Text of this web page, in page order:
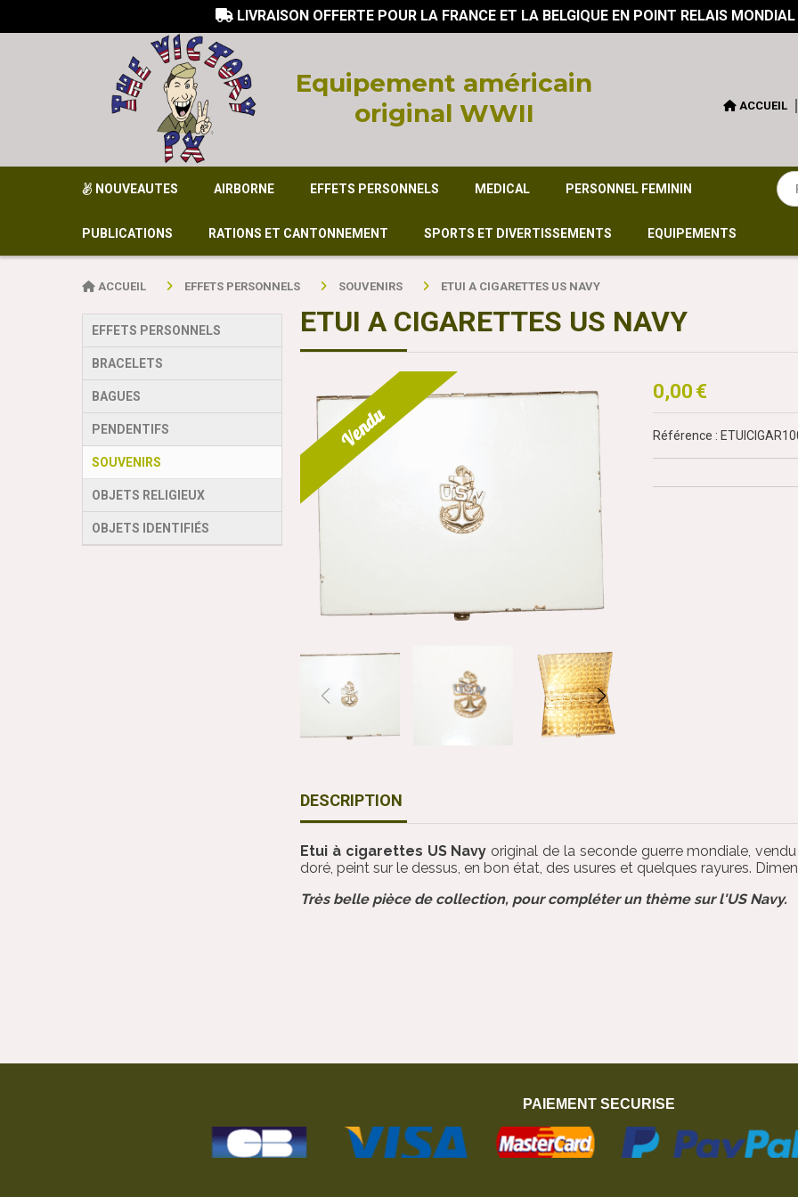
 LIVRAISON OFFERTE POUR LA FRANCE ET LA BELGIQUE EN POINT RELAIS
Equipement américain
original WWII
ACCUEIL
NOUVEAUTES AIRBORNE EFFETS PERSONNELS MEDICAL PERSONNEL FEMININ
PUBLICATIONS RATIONS ET CANTONNEMENT SPORTS ET DIVERTISSEMENTS EQUIPEMENTS
EFFETS PERSONNELS
BRACELETS
BAGUES
PENDENTIFS
SOUVENIRS
OBJETS RELIGIEUX
OBJETS IDENTIFIÉS
ACCUEIL EFFETS PERSONNELS SOUVENIRS ETUI A CIGARETTES US NAVY
ETUI A CIGARETTES US NAVY
Vendu
0,00 €
Référence :
DESCRIPTION
Etui à cigarettes US Navy original de la seconde guerre mondiale,
doré, peint sur le dessus, en bon état, des usures et quelques rayures.
Très belle pièce de collection, pour compléter un thème sur l'US Navy.
PAIEMENT SECURISE